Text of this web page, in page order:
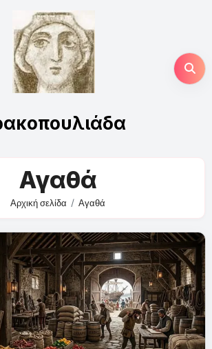
Αγαθά
Αρχική σελίδα Αγαθά